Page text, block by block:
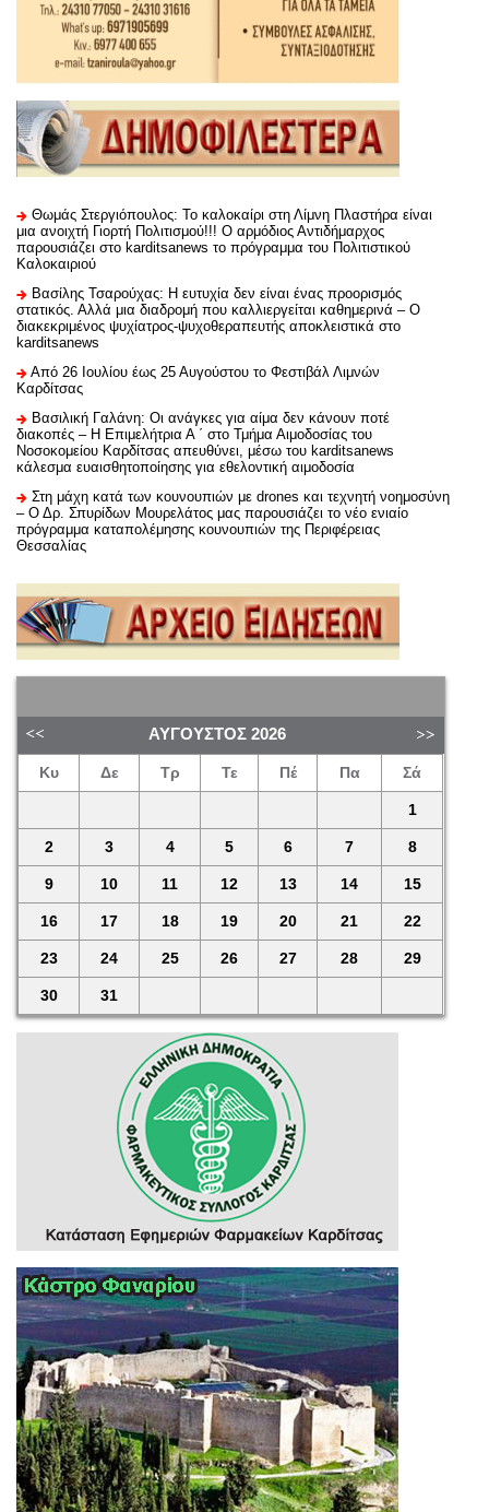
Θωμάς Στεργιόπουλος: Το καλοκαίρι στη Λίμνη Πλαστήρα είναι
μια ανοιχτή Γιορτή Πολιτισμού!!! Ο αρμόδιος Αντιδήμαρχος
παρουσιάζει στο karditsanews το πρόγραμμα του Πολιτιστικού
Καλοκαιριού
Βασίλης Τσαρούχας: Η ευτυχία δεν είναι ένας προορισμός
στατικός. Αλλά μια διαδρομή που καλλιεργείται καθημερινά – Ο
διακεκριμένος ψυχίατρος-ψυχοθεραπευτής αποκλειστικά στο
karditsanews
Από 26 Ιουλίου έως 25 Αυγούστου το Φεστιβάλ Λιμνών
Καρδίτσας
Βασιλική Γαλάνη: Οι ανάγκες για αίμα δεν κάνουν ποτέ
διακοπές – Η Επιμελήτρια Α ΄ στο Τμήμα Αιμοδοσίας του
Νοσοκομείου Καρδίτσας απευθύνει, μέσω του karditsanews
κάλεσμα ευαισθητοποίησης για εθελοντική αιμοδοσία
Στη μάχη κατά των κουνουπιών με drones και τεχνητή νοημοσύνη
– Ο Δρ. Σπυρίδων Μουρελάτος μας παρουσιάζει το νέο ενιαίο
πρόγραμμα καταπολέμησης κουνουπιών της Περιφέρειας
Θεσσαλίας
ΑΎΓΟΥΣΤΟΣ 2026
Κυ Δε Τρ Τε Πέ Πα Σά
1
2 3 4 5 6 7 8
9 10 11 12 13 14 15
16 17 18 19 20 21 22
23 24 25 26 27 28 29
30 31